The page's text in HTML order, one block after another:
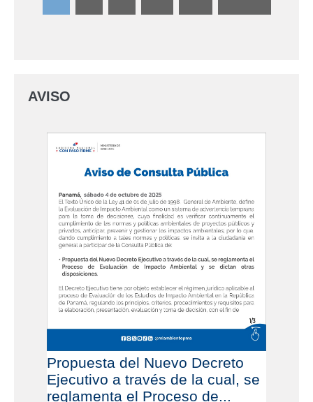
AVISO
Propuesta del Nuevo Decreto
Ejecutivo a través de la cual, se
reglamenta el Proceso de...